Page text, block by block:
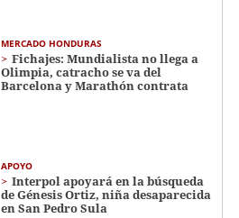
MERCADO HONDURAS
Fichajes: Mundialista no llega a
Olimpia, catracho se va del
Barcelona y Marathón contrata
APOYO
Interpol apoyará en la búsqueda
de Génesis Ortiz, niña desaparecida
en San Pedro Sula